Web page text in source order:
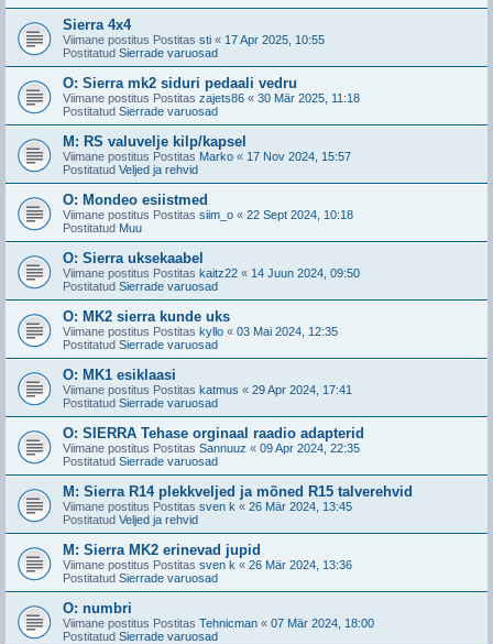
Sierra 4x4
Viimane postitus Postitas sti « 17 Apr 2025, 10:55
Postitatud Sierrade varuosad
O: Sierra mk2 siduri pedaali vedru
Viimane postitus Postitas zajets86 « 30 Mär 2025, 11:18
Postitatud Sierrade varuosad
M: RS valuvelje kilp/kapsel
Viimane postitus Postitas Marko « 17 Nov 2024, 15:57
Postitatud Veljed ja rehvid
O: Mondeo esiistmed
Viimane postitus Postitas siim_o « 22 Sept 2024, 10:18
Postitatud Muu
O: Sierra uksekaabel
Viimane postitus Postitas kaitz22 « 14 Juun 2024, 09:50
Postitatud Sierrade varuosad
O: MK2 sierra kunde uks
Viimane postitus Postitas kyllo « 03 Mai 2024, 12:35
Postitatud Sierrade varuosad
O: MK1 esiklaasi
Viimane postitus Postitas katmus « 29 Apr 2024, 17:41
Postitatud Sierrade varuosad
O: SIERRA Tehase orginaal raadio adapterid
Viimane postitus Postitas Sannuuz « 09 Apr 2024, 22:35
Postitatud Sierrade varuosad
M: Sierra R14 plekkveljed ja mõned R15 talverehvid
Viimane postitus Postitas sven k « 26 Mär 2024, 13:45
Postitatud Veljed ja rehvid
M: Sierra MK2 erinevad jupid
Viimane postitus Postitas sven k « 26 Mär 2024, 13:36
Postitatud Sierrade varuosad
O: numbri
Viimane postitus Postitas Tehnicman « 07 Mär 2024, 18:00
Postitatud Sierrade varuosad